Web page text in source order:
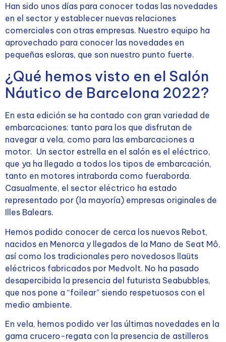
Han sido unos días para conocer todas las novedades
en el sector y establecer nuevas relaciones
comerciales con otras empresas. Nuestro equipo ha
aprovechado para conocer las novedades en
pequeñas esloras, que son nuestro punto fuerte.
¿Qué hemos visto en el Salón
Náutico de Barcelona 2022?
En esta edición se ha contado con gran variedad de
embarcaciones: tanto para los que disfrutan de
navegar a vela, como para las embarcaciones a
motor. Un sector estrella en el salón es el eléctrico,
que ya ha llegado a todos los tipos de embarcación,
tanto en motores intraborda como fueraborda.
Casualmente, el sector eléctrico ha estado
representado por (la mayoría) empresas originales de
Illes Balears.
Hemos podido conocer de cerca los nuevos Rebot,
nacidos en Menorca y llegados de la Mano de Seat Mô,
así como los tradicionales pero novedosos llaüts
eléctricos fabricados por Medvolt. No ha pasado
desapercibida la presencia del futurista Seabubbles,
que nos pone a “foilear” siendo respetuosos con el
medio ambiente.
En vela, hemos podido ver las últimas novedades en la
gama crucero-regata con la presencia de astilleros